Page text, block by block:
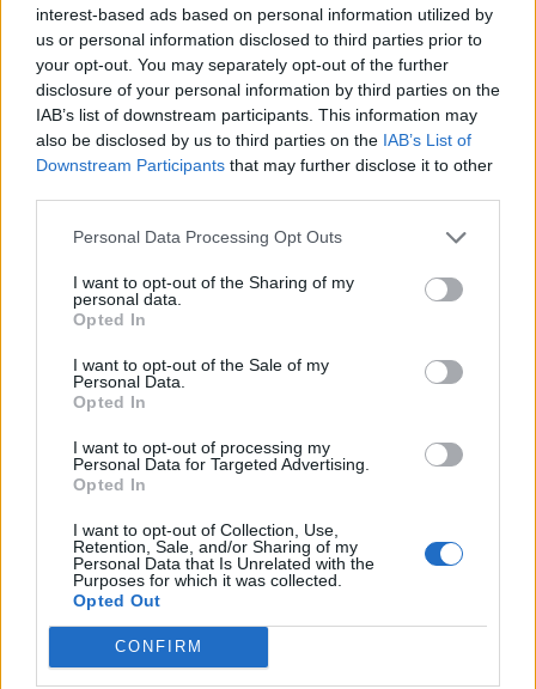
interest-based ads based on personal information utilized by
us or personal information disclosed to third parties prior to
your opt-out. You may separately opt-out of the further
disclosure of your personal information by third parties on the
IAB’s list of downstream participants. This information may
also be disclosed by us to third parties on the IAB’s List of
Downstream Participants that may further disclose it to other
Personal Data Processing Opt Outs
I want to opt-out of the Sharing of my
personal data.
Opted In
I want to opt-out of the Sale of my
Personal Data.
Opted In
I want to opt-out of processing my
Personal Data for Targeted Advertising.
Opted In
I want to opt-out of Collection, Use,
Retention, Sale, and/or Sharing of my
Personal Data that Is Unrelated with the
Purposes for which it was collected.
Opted Out
CONFIRM
Historia ·Ludzie
Czy znasz małżonki polskich władców?
Historia
Do jakiej postaci historycznej jesteś